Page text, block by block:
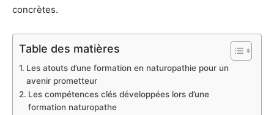
concrètes.
Table des matières
Les atouts d’une formation en naturopathie pour un
avenir prometteur
Les compétences clés développées lors d’une
formation naturopathe